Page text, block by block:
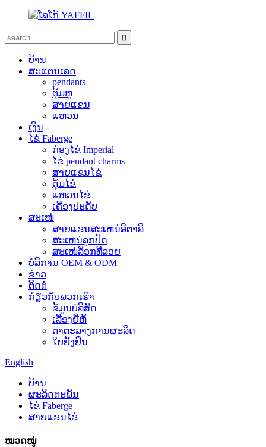
ບ້ານ
ສະແຕນເລດ
pendants
ຕຸ້ມຫູ
ສາຍແຂນ
ແຫວນ
ເງິນ
ໄຂ່ Faberge
ກ່ອງໄຂ່ Imperial
ໄຂ່ pendant charms
ສາຍແຂນໄຂ່
ຕຸ້ມໄຂ່
ແຫວນໄຂ່
ເຄື່ອງປະດັບ
ສະເໜ່
ສາຍແຂນສະເຫນ່ອິຕາລີ
ສະເຫນ່ລູກປັດ
ສະເໜ່ລັອກທີ່ລອຍ
ບໍລິການ OEM & ODM
ຂ່າວ
ຕິດຕໍ່
ກ່ຽວກັບພວກເຮົາ
ຂໍ້ມູນບໍລິສັດ
ເລື່ອງຍີ່ຫໍ້
ຕາຕະລາງການຜະລິດ
ໃບຢັ້ງຢືນ
English
ບ້ານ
ຜະລິດຕະພັນ
ໄຂ່ Faberge
ສາຍແຂນໄຂ່
ໝວດໝູ່